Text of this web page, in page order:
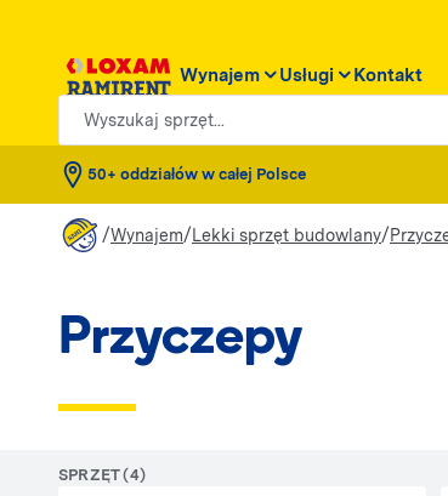
Wynajem Usługi Kontakt
Wyszukaj sprzęt...
50+ oddziałów w całej Polsce
/Wynajem/Lekki sprzęt budowlany/
Przyczepy
SPRZĘT (4)